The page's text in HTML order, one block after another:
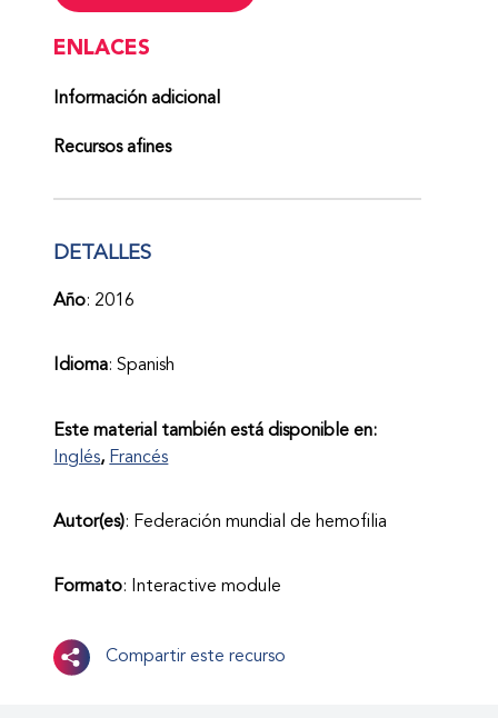
ENLACES
Información adicional
Recursos afines
DETALLES
Año: 2016
Idioma: Spanish
Este material también está disponible en:
Inglés
Francés
Autor(es): Federación mundial de hemofilia
Formato: Interactive module
Compartir este recurso